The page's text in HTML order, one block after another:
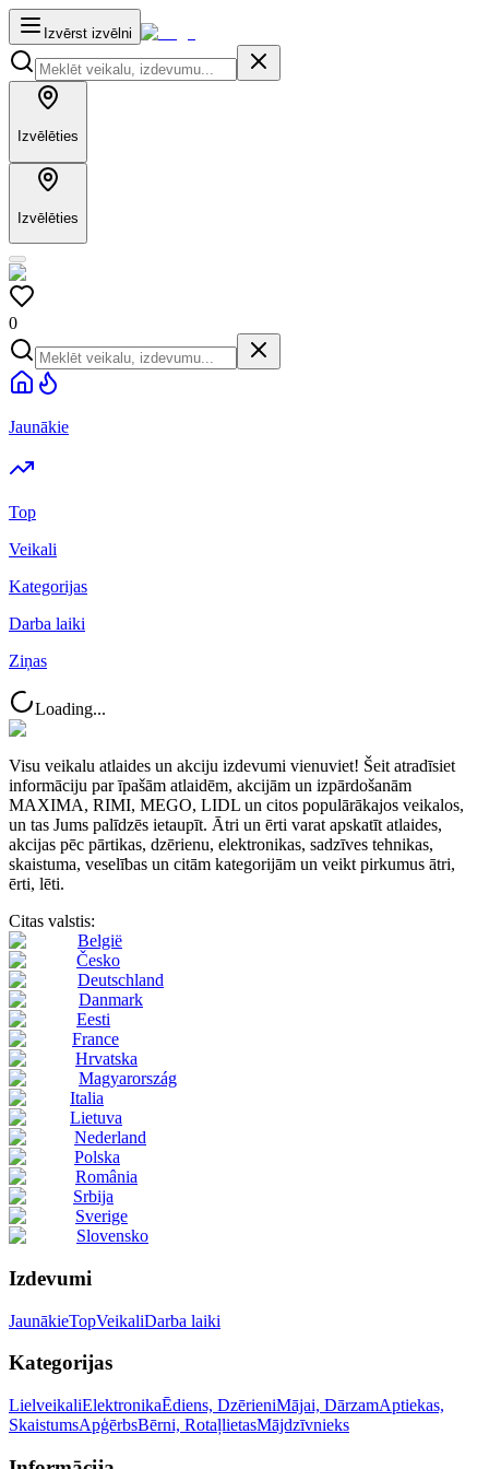
Izvērst izvēlni
Izvēlēties
Izvēlēties
0
Jaunākie
Top
Veikali
Kategorijas
Darba laiki
Ziņas
Loading...
Visu veikalu atlaides un akciju izdevumi vienuviet! Šeit atradīsiet
informāciju par īpašām atlaidēm, akcijām un izpārdošanām
MAXIMA, RIMI, MEGO, LIDL un citos populārākajos veikalos,
un tas Jums palīdzēs ietaupīt. Ātri un ērti varat apskatīt atlaides,
akcijas pēc pārtikas, dzērienu, elektronikas, sadzīves tehnikas,
skaistuma, veselības un citām kategorijām un veikt pirkumus ātri,
ērti, lēti.
Citas valstis:
België
Česko
Deutschland
Danmark
Eesti
France
Hrvatska
Magyarország
Italia
Lietuva
Nederland
Polska
România
Srbija
Sverige
Slovensko
Izdevumi
JaunākieTopVeikaliDarba laiki
Kategorijas
LielveikaliElektronikaĒdiens, DzērieniMājai, DārzamAptiekas,
SkaistumsApģērbsBērni, RotaļlietasMājdzīvnieks